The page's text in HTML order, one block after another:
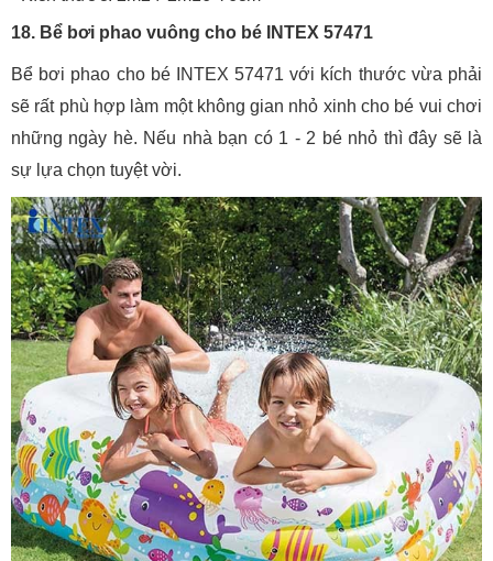
18. Bể bơi phao vuông cho bé INTEX 57471
Bể bơi phao cho bé INTEX 57471 với kích thước vừa phải
sẽ rất phù hợp làm một không gian nhỏ xinh cho bé vui chơi
những ngày hè. Nếu nhà bạn có 1 - 2 bé nhỏ thì đây sẽ là
sự lựa chọn tuyệt vời.